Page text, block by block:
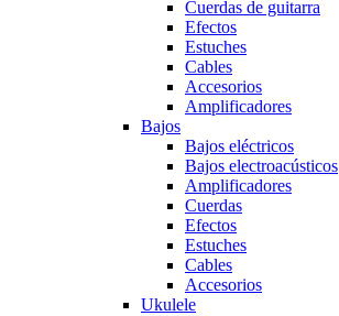
Cuerdas de guitarra
Efectos
Estuches
Cables
Accesorios
Amplificadores
Bajos
Bajos eléctricos
Bajos electroacústicos
Amplificadores
Cuerdas
Efectos
Estuches
Cables
Accesorios
Ukulele